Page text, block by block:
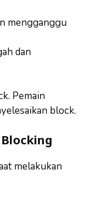
mengganggu
dan
Pemain
block.
melakukan